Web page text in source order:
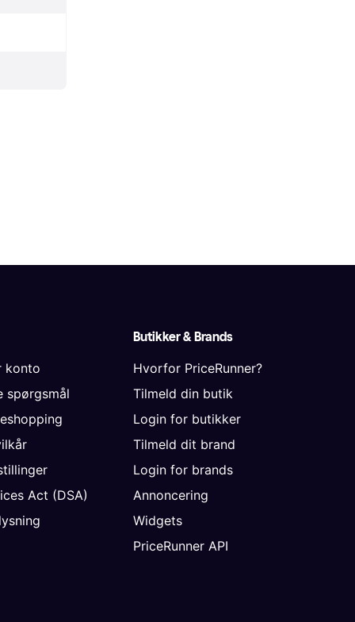
konto
spørgsmål
Act (DSA)
Butikker & Brands
Hvorfor PriceRunner?
Tilmeld din butik
Login for butikker
Tilmeld dit brand
Login for brands
Annoncering
Widgets
PriceRunner API